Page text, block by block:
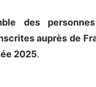
des
auprès de
2025.